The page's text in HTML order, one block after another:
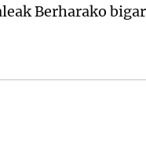
Berharako